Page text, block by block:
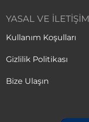
YASAL VE İLETIŞIM
Kullanım Koşulları
Gizlilik Politikası
Bize Ulaşın